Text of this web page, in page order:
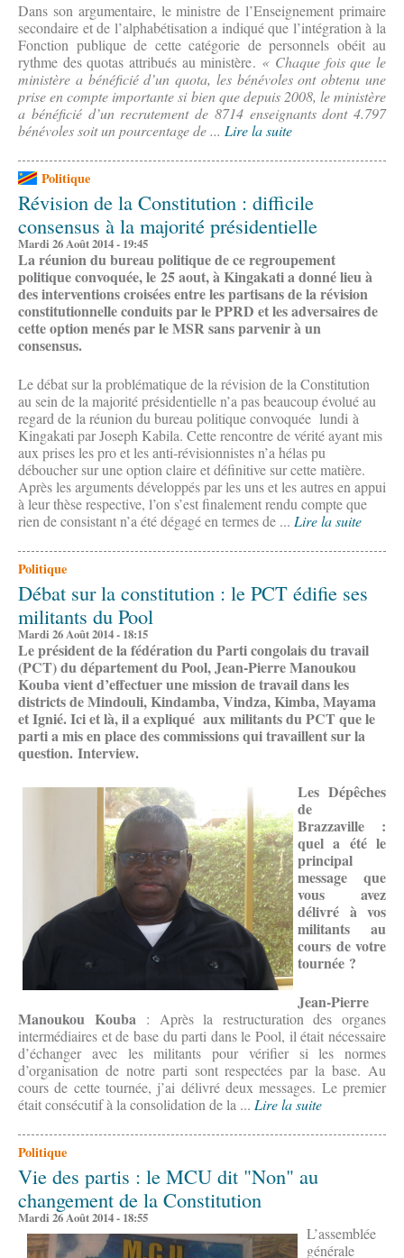
Dans son argumentaire, le ministre de l’Enseignement primaire
secondaire et de l’alphabétisation a indiqué que l’intégration à la
Fonction publique de cette catégorie de personnels obéit au
rythme des quotas attribués au ministère. « Chaque fois que le
ministère a bénéficié d’un quota, les bénévoles ont obtenu une
prise en compte importante si bien que depuis 2008, le ministère
a bénéficié d’un recrutement de 8714 enseignants dont 4.797
bénévoles soit un pourcentage de ... Lire la suite
Politique
Révision de la Constitution : difficile
consensus à la majorité présidentielle
Mardi 26 Août 2014 - 19:45
La réunion du bureau politique de ce regroupement
politique convoquée, le 25 aout, à Kingakati a donné lieu à
des interventions croisées entre les partisans de la révision
constitutionnelle conduits par le PPRD et les adversaires de
cette option menés par le MSR sans parvenir à un
consensus.
Le débat sur la problématique de la révision de la Constitution
au sein de la majorité présidentielle n’a pas beaucoup évolué au
regard de la réunion du bureau politique convoquée lundi à
Kingakati par Joseph Kabila. Cette rencontre de vérité ayant mis
aux prises les pro et les anti-révisionnistes n’a hélas pu
déboucher sur une option claire et définitive sur cette matière.
Après les arguments développés par les uns et les autres en appui
à leur thèse respective, l’on s’est finalement rendu compte que
rien de consistant n’a été dégagé en termes de ... Lire la suite
Politique
Débat sur la constitution : le PCT édifie ses
militants du Pool
Mardi 26 Août 2014 - 18:15
Le président de la fédération du Parti congolais du travail
(PCT) du département du Pool, Jean-Pierre Manoukou
Kouba vient d’effectuer une mission de travail dans les
districts de Mindouli, Kindamba, Vindza, Kimba, Mayama
et Ignié. Ici et là, il a expliqué aux militants du PCT que le
parti a mis en place des commissions qui travaillent sur la
question. Interview.
Les Dépêches
de
Brazzaville :
quel a été le
principal
message que
vous avez
délivré à vos
militants au
cours de votre
tournée ?
Jean-Pierre
Manoukou Kouba : Après la restructuration des organes
intermédiaires et de base du parti dans le Pool, il était nécessaire
d’échanger avec les militants pour vérifier si les normes
d’organisation de notre parti sont respectées par la base. Au
cours de cette tournée, j’ai délivré deux messages. Le premier
était consécutif à la consolidation de la ... Lire la suite
Politique
Vie des partis : le MCU dit "Non" au
changement de la Constitution
Mardi 26 Août 2014 - 18:55
L’assemblée
générale